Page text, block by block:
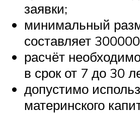
заявки;
минимальный
составляет
расчёт
в срок от 7 до 30
допустимо
материнского